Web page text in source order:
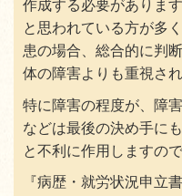
作成する必要がありま
と思われている方が多
患の場合、総合的に判
体の障害よりも重視され
特に障害の程度が、障
などは最後の決め手に
と不利に作用しますの
『病歴・就労状況申立書